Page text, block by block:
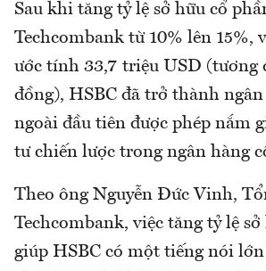
Sau khi tăng tỷ lệ sở hữu cổ
Techcombank từ 10% lên 15%,
ước tính 33,7 triệu USD (tương
đồng), HSBC đã trở thành
ngoài đầu tiên được phép nắm
tư chiến lược trong ngân hàng
Theo ông Nguyễn Đức Vinh,
Techcombank, việc tăng tỷ lệ sở
giúp HSBC có một tiếng nói